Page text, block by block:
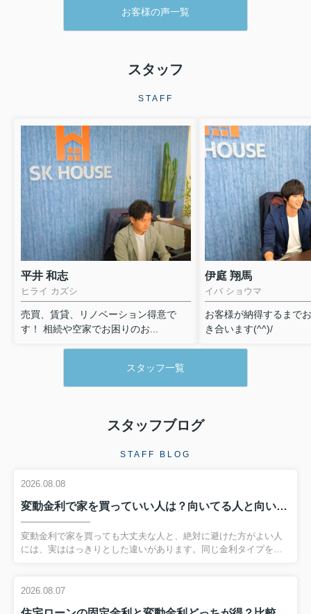
す！
お客様の声一覧
スタッフ
STAFF
平井 和志
ヒライ カズシ
売買、賃貸、リノベーション得意で
す！ 相続や空家でお困りのお...
伊庭 翔馬
イバ ショウマ
お客様が納得するまで
き合います(^^)/
スタッフ一覧
スタッフブログ
STAFF BLOG
2026.08.08
変動金利で家を買っていい人は？向いてる人と向いてない人の違いを解説
変動金利で家を買っても大丈夫な人と、絶対に避けた方がよい人
には、実ははっきりとした違いがあります。同じ金利タイプを選
注目してなんとなく変動金利を選ぶと、金利が動いた瞬間から家
2026.08.07